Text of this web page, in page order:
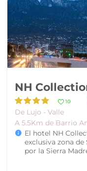
NH
10
De Lujo - Valle
A 5.5Km de Barrio
El hotel NH
exclusiva zona de
por la Sierra